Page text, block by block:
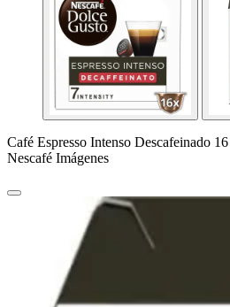
Café Espresso Intenso Descafeinado
Nescafé Imágenes